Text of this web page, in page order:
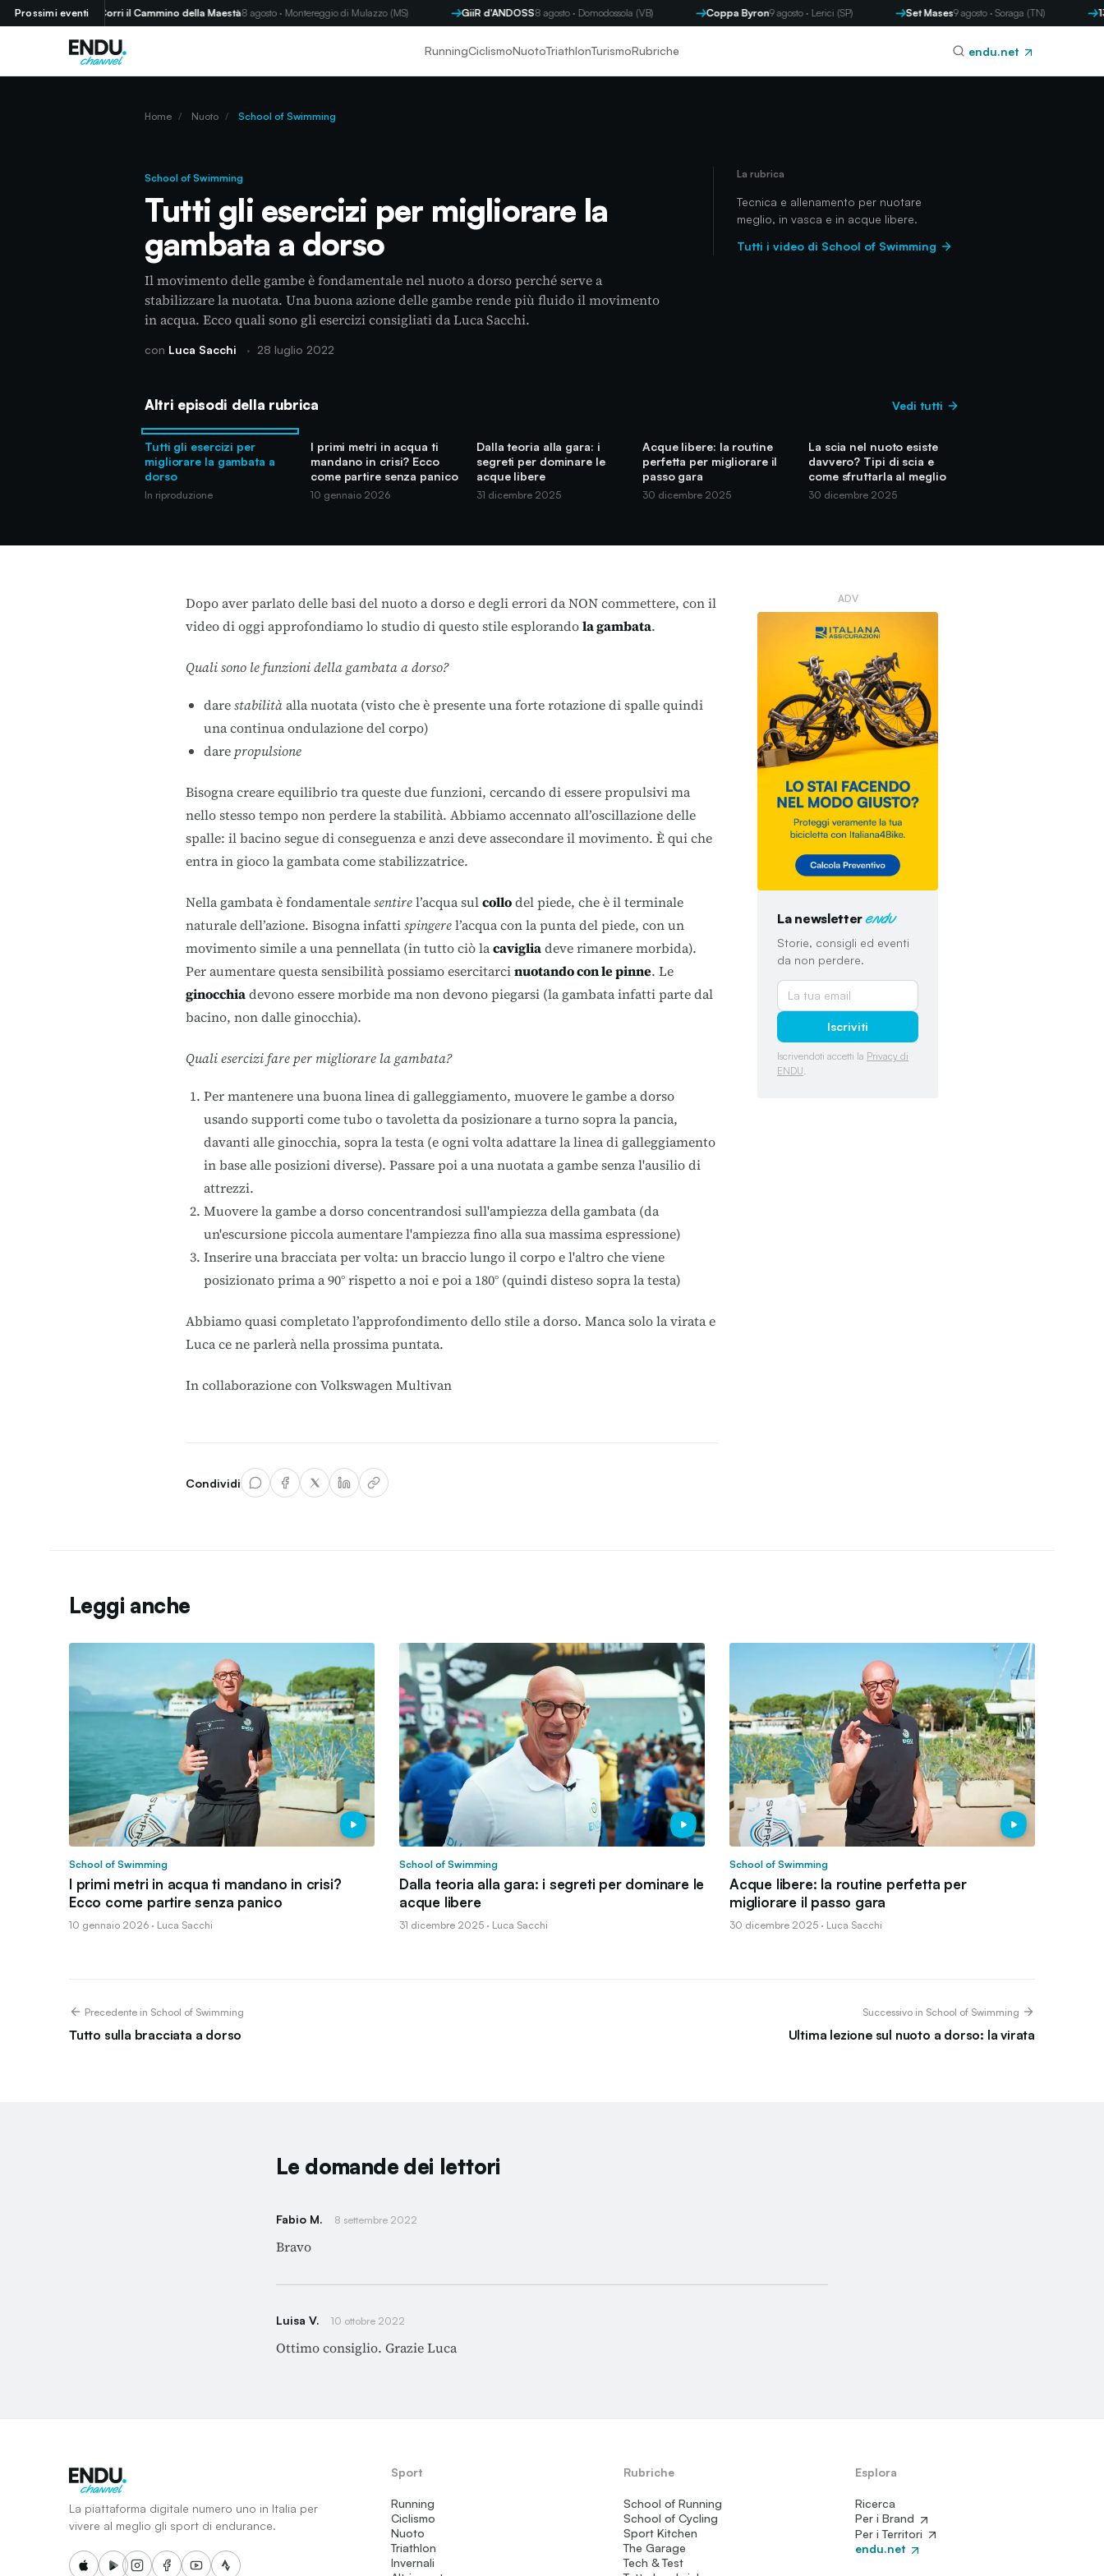
Prossimi eventiCorri il Cammino della Maestà8 agosto · Montereggio di Mulazzo (MS) GiiR d'ANDOSS8 agosto · Domodossola (VB) Coppa Byron9 agosto · Lerici (SP) Set Mases9 agosto · Soraga (TN) 13
RunningCiclismoNuotoTriathlonTurismoRubriche endu.net
Home / Nuoto / School of Swimming
School of Swimming
Tutti gli esercizi per migliorare la
gambata a dorso
Il movimento delle gambe è fondamentale nel nuoto a dorso perché serve a
stabilizzare la nuotata. Una buona azione delle gambe rende più fluido il movimento
in acqua. Ecco quali sono gli esercizi consigliati da Luca Sacchi.
con Luca Sacchi · 28 luglio 2022
La rubrica
Tecnica e allenamento per nuotare
meglio, in vasca e in acque libere.
Tutti i video di School of Swimming
Altri episodi della rubrica Vedi tutti
Tutti gli esercizi per
migliorare la gambata a
dorso
In riproduzione
I primi metri in acqua ti
mandano in crisi? Ecco
come partire senza panico
10 gennaio 2026
Dalla teoria alla gara: i
segreti per dominare le
acque libere
31 dicembre 2025
Acque libere: la routine
perfetta per migliorare il
passo gara
30 dicembre 2025
La scia nel nuoto esiste
davvero? Tipi di scia e
come sfruttarla al meglio
30 dicembre 2025
Dopo aver parlato dellebasidel nuoto a dorso e deglierrorida NON commettere, con il
video di oggi approfondiamo lo studio di questo stile esplorandola gambata.
Quali sono le funzioni della gambata a dorso?
darestabilitàalla nuotata (visto che è presente una forte rotazione di spalle quindi
una continua ondulazione del corpo)
dare propulsione
Bisogna creare equilibrio tra queste due funzioni, cercando di essere propulsivi ma
nello stesso tempo non perdere la stabilità. Abbiamo accennato all’oscillazione delle
spalle: il bacino segue di conseguenza e anzi deve assecondare il movimento. È qui che
entra in gioco la gambata come stabilizzatrice.
Nella gambata è fondamentalesentirel’acqua sulcollodel piede, che è il terminale
naturale dell’azione. Bisogna infattispingerel’acqua con la punta del piede, con un
movimento simile a una pennellata (in tutto ciò lacavigliadeve rimanere morbida).
Per aumentare questa sensibilità possiamo esercitarcinuotando con le pinne. Le
ginocchiadevono essere morbide ma non devono piegarsi (la gambata infatti parte dal
bacino, non dalle ginocchia).
Quali esercizi fare per migliorare la gambata?
Per mantenere una buona linea di galleggiamento, muovere le gambe a dorso
usando supporti come tubo o tavoletta da posizionare a turno sopra la pancia,
davanti alle ginocchia, sopra la testa (e ogni volta adattare la linea di galleggiamento
in base alle posizioni diverse). Passare poi a una nuotata a gambe senza l'ausilio di
attrezzi.
Muovere la gambe a dorso concentrandosi sull'ampiezza della gambata (da
un'escursione piccola aumentare l'ampiezza fino alla sua massima espressione)
Inserire una bracciata per volta: un braccio lungo il corpo e l'altro che viene
posizionato prima a 90° rispetto a noi e poi a 180° (quindi disteso sopra la testa)
Abbiamo quasi completato l’approfondimento dello stile a dorso. Manca solo la virata e
Luca ce ne parlerà nella prossima puntata.
In collaborazione conVolkswagen Multivan
ADV
La newsletter endu
Storie, consigli ed eventi
da non perdere.
Iscriviti
Iscrivendoti accetti la Privacy di
ENDU
Condividi
Leggi anche
School of Swimming
I primi metri in acqua ti mandano in crisi?
Ecco come partire senza panico
10 gennaio 2026 · Luca Sacchi
School of Swimming
Dalla teoria alla gara: i segreti per dominare le
acque libere
31 dicembre 2025 · Luca Sacchi
School of Swimming
Acque libere: la routine perfetta per
migliorare il passo gara
30 dicembre 2025 · Luca Sacchi
Precedente in School of Swimming
Tutto sulla bracciata a dorso
Successivo in School of Swimming
Ultima lezione sul nuoto a dorso: la virata
Le domande dei lettori
Fabio M. 8 settembre 2022
Bravo
Luisa V. 10 ottobre 2022
Ottimo consiglio. Grazie Luca
La piattaforma digitale numero uno in Italia per
vivere al meglio gli sport di endurance.
Sport
Running
Ciclismo
Nuoto
Triathlon
Invernali
Rubriche
School of Running
School of Cycling
Sport Kitchen
The Garage
Tech & Test
Esplora
Ricerca
Per i Brand
Per i Territori
endu.net